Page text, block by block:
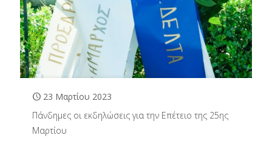
23 Μαρτίου 2023
Πάνδημες οι εκδηλώσεις για την Επέτειο της 25ης
Μαρτίου